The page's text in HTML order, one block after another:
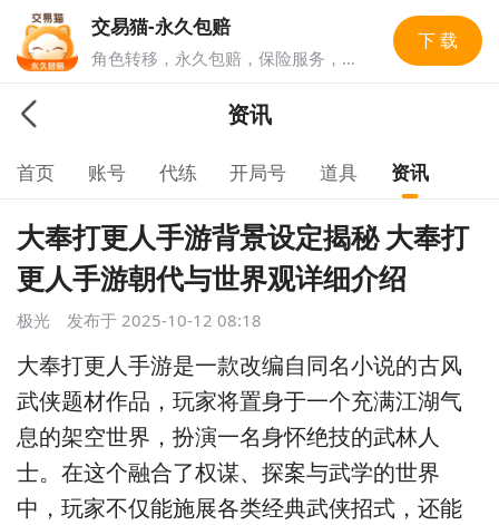
交易猫-永久包赔
角色转移，永久包赔，保险服务，实
就上交易猫，1亿玩家选择的游戏交
下 载
资讯
首页 账号 代练 开局号 道具 资讯
大奉打更人手游背景设定揭秘 大奉打
更人手游朝代与世界观详细介绍
极光 发布于 2025-10-12 08:18
大奉打更人手游是一款改编自同名小说的古风
武侠题材作品，玩家将置身于一个充满江湖气
息的架空世界，扮演一名身怀绝技的武林人
士。在这个融合了权谋、探案与武学的世界
中，玩家不仅能施展各类经典武侠招式，还能